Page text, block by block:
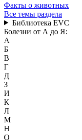
Факты о животных
Все темы раздела
Библиотека EVC
Болезни от А до Я:
А
Б
В
Г
Д
З
И
К
Л
М
Н
О